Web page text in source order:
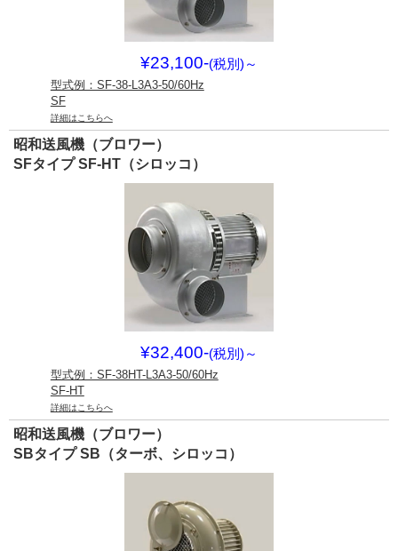
¥23,100-(税別) ～
型式例：SF-38-L3A3-50/60Hz
SF
詳細はこちらへ
昭和送風機（ブロワー）
SFタイプ SF-HT（シロッコ）
¥32,400-(税別) ～
型式例：SF-38HT-L3A3-50/60Hz
SF-HT
詳細はこちらへ
昭和送風機（ブロワー）
SBタイプ SB（ターボ、シロッコ）